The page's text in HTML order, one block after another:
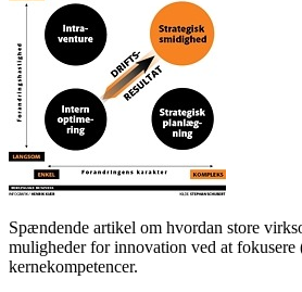
Spændende artikel om hvordan store
muligheder for innovation ved at fokusere
kernekompetencer.